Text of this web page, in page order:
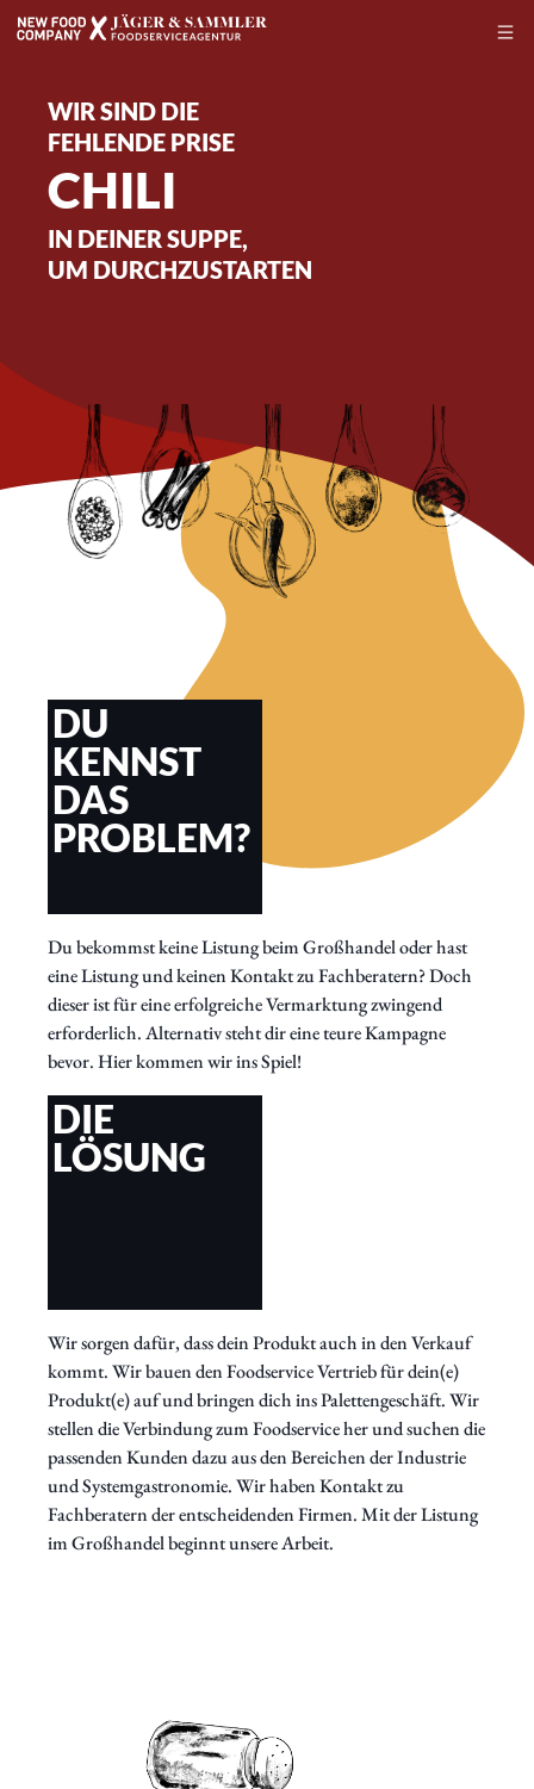
WIR SIND DIE
FEHLENDE PRISE
ZI|
IN DEINER SUPPE,
UM DURCHZUSTARTEN
DU
KENNST
DAS
PROBLEM?
Du bekommst keine Listung beim Großhandel oder hast
eine Listung und keinen Kontakt zu Fachberatern? Doch
dieser ist für eine erfolgreiche Vermarktung zwingend
erforderlich. Alternativ steht dir eine teure Kampagne
bevor. Hier kommen wir ins Spiel!
DIE
LÖSUNG
Wir sorgen dafür, dass dein Produkt auch in den Verkauf
kommt. Wir bauen den Foodservice Vertrieb für dein(e)
Produkt(e) auf und bringen dich ins Palettengeschäft. Wir
stellen die Verbindung zum Foodservice her und suchen die
passenden Kunden dazu aus den Bereichen der Industrie
und Systemgastronomie. Wir haben Kontakt zu
Fachberatern der entscheidenden Firmen. Mit der Listung
im Großhandel beginnt unsere Arbeit.